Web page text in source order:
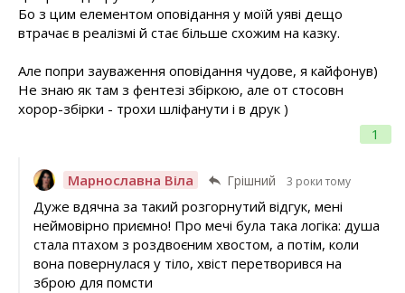
1
Бо з цим елементом оповідання у моїй уяві дещо
втрачає в реалізмі й стає більше схожим на казку.
Але попри зауваження оповідання чудове, я кайфонув)
Не знаю як там з фентезі збіркою, але от стосовн
хорор-збірки - трохи шліфанути і в друк )
Марнославна Віла Грішний 3 роки тому
Дуже вдячна за такий розгорнутий відгук, мені
неймовірно приємно! Про мечі була така логіка: душа
стала птахом з роздвоєним хвостом, а потім, коли
вона повернулася у тіло, хвіст перетворився на
зброю для помсти